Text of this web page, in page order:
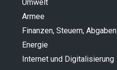
Umwelt
Armee
Finanzen, Steuern, Abgaben
Energie
Internet und Digitalisierung